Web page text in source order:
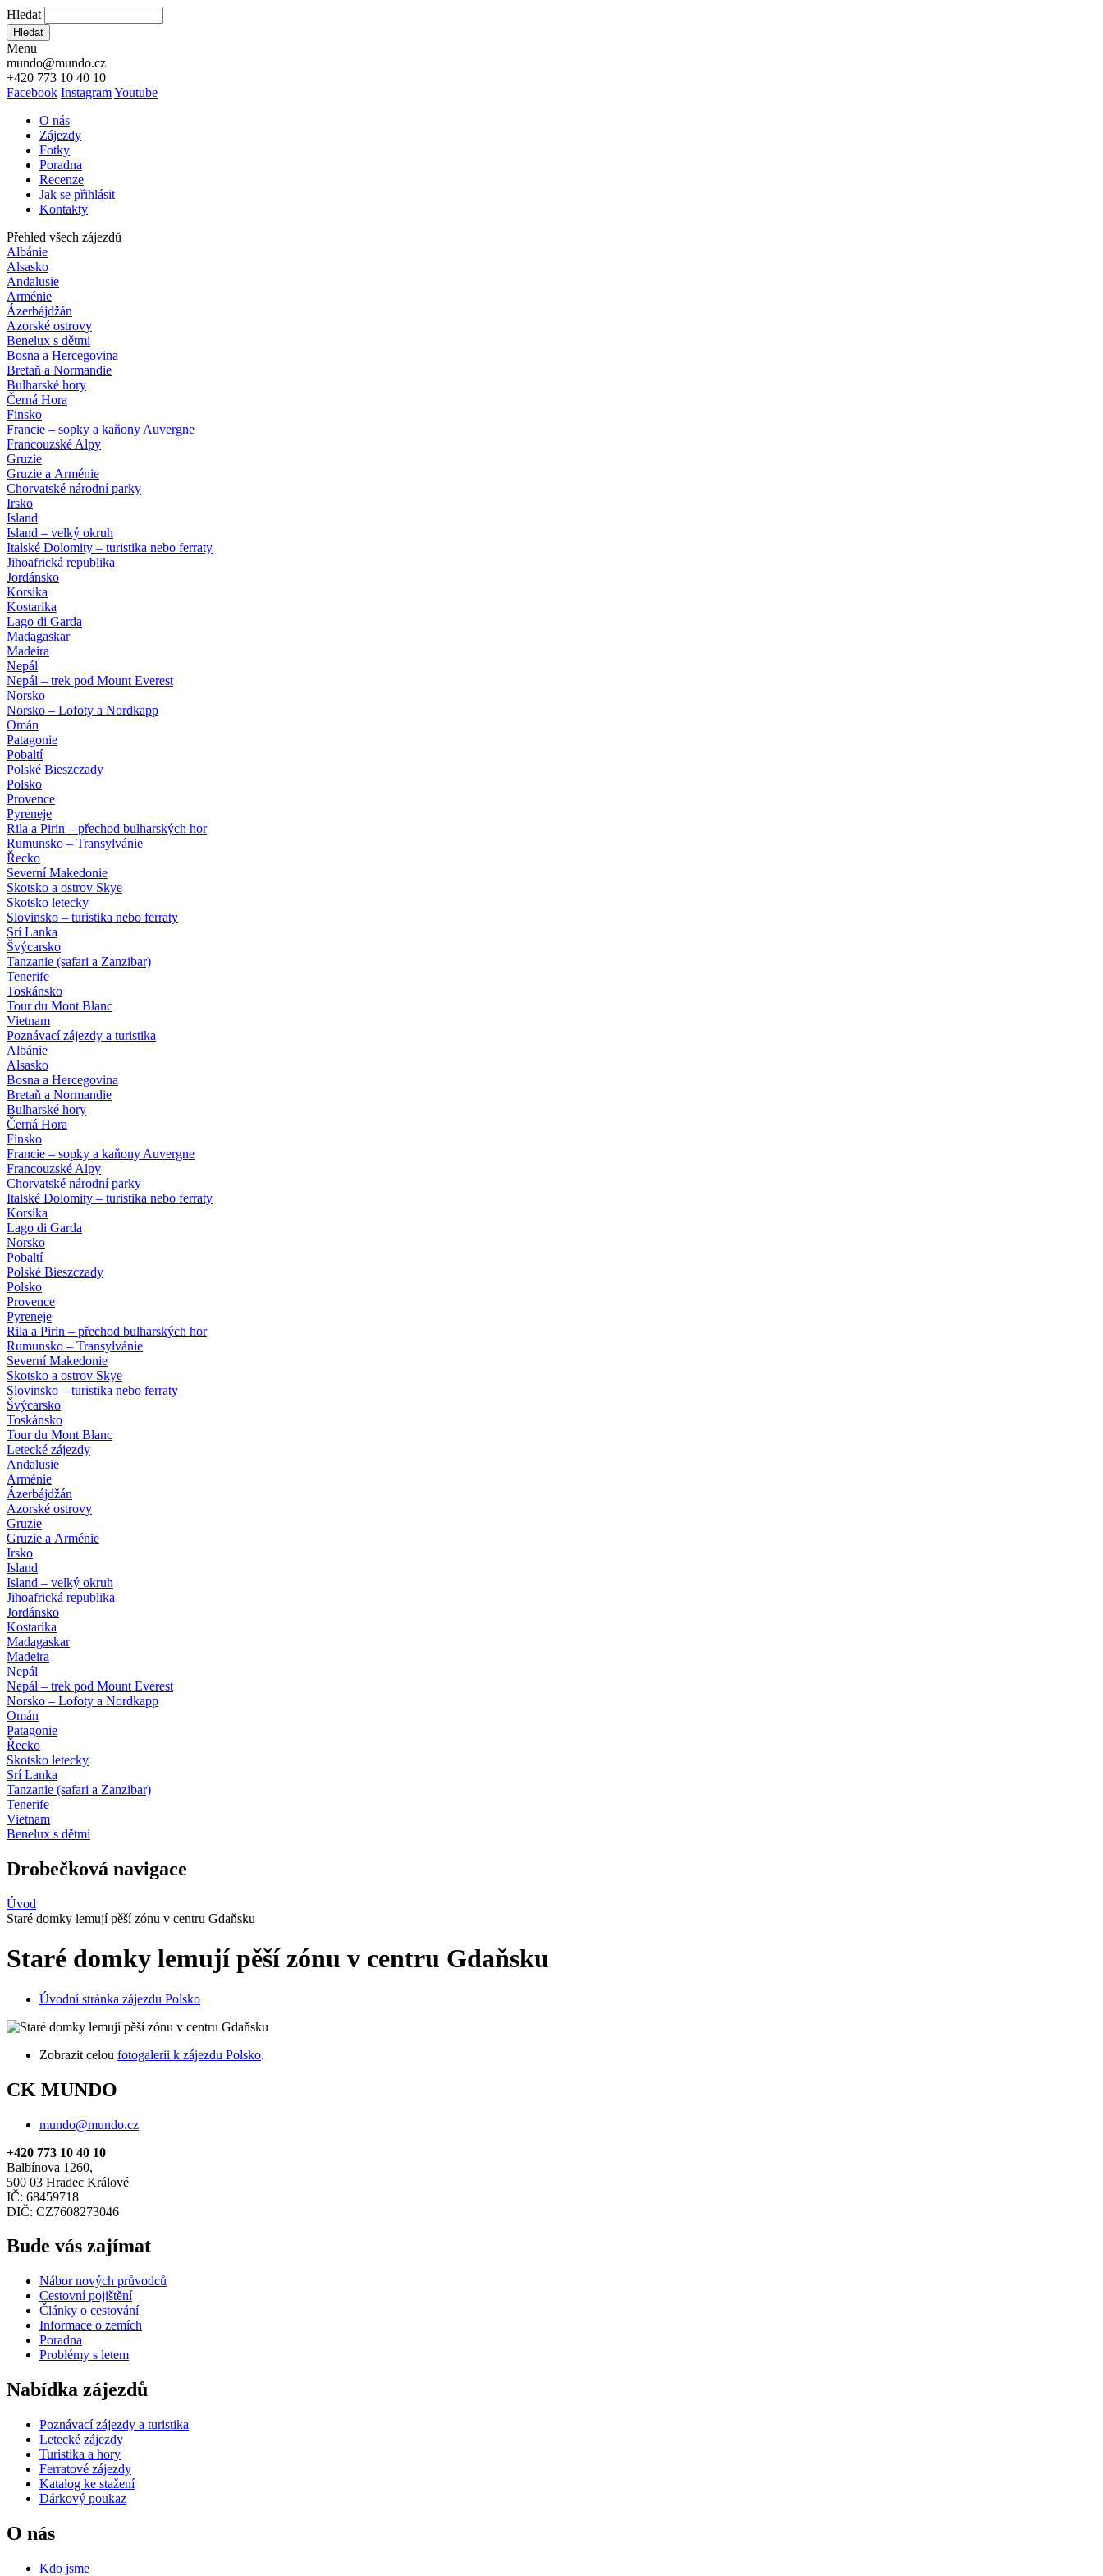
Hledat
Hledat
Menu
mundo@mundo.cz
+420 773 10 40 10
Facebook InstagramYoutube
O nás
Zájezdy
Fotky
Poradna
Recenze
Jak se přihlásit
Kontakty
Přehled všech zájezdů
Albánie
Alsasko
Andalusie
Arménie
Ázerbájdžán
Azorské ostrovy
Benelux s dětmi
Bosna a Hercegovina
Bretaň a Normandie
Bulharské hory
Černá Hora
Finsko
Francie – sopky a kaňony Auvergne
Francouzské Alpy
Gruzie
Gruzie a Arménie
Chorvatské národní parky
Irsko
Island
Island – velký okruh
Italské Dolomity – turistika nebo ferraty
Jihoafrická republika
Jordánsko
Korsika
Kostarika
Lago di Garda
Madagaskar
Madeira
Nepál
Nepál – trek pod Mount Everest
Norsko
Norsko – Lofoty a Nordkapp
Omán
Patagonie
Pobaltí
Polské Bieszczady
Polsko
Provence
Pyreneje
Rila a Pirin – přechod bulharských hor
Rumunsko – Transylvánie
Řecko
Severní Makedonie
Skotsko a ostrov Skye
Skotsko letecky
Slovinsko – turistika nebo ferraty
Srí Lanka
Švýcarsko
Tanzanie (safari a Zanzibar)
Tenerife
Toskánsko
Tour du Mont Blanc
Vietnam
Poznávací zájezdy a turistika
Albánie
Alsasko
Bosna a Hercegovina
Bretaň a Normandie
Bulharské hory
Černá Hora
Finsko
Francie – sopky a kaňony Auvergne
Francouzské Alpy
Chorvatské národní parky
Italské Dolomity – turistika nebo ferraty
Korsika
Lago di Garda
Norsko
Pobaltí
Polské Bieszczady
Polsko
Provence
Pyreneje
Rila a Pirin – přechod bulharských hor
Rumunsko – Transylvánie
Severní Makedonie
Skotsko a ostrov Skye
Slovinsko – turistika nebo ferraty
Švýcarsko
Toskánsko
Tour du Mont Blanc
Letecké zájezdy
Andalusie
Arménie
Ázerbájdžán
Azorské ostrovy
Gruzie
Gruzie a Arménie
Irsko
Island
Island – velký okruh
Jihoafrická republika
Jordánsko
Kostarika
Madagaskar
Madeira
Nepál
Nepál – trek pod Mount Everest
Norsko – Lofoty a Nordkapp
Omán
Patagonie
Řecko
Skotsko letecky
Srí Lanka
Tanzanie (safari a Zanzibar)
Tenerife
Vietnam
Benelux s dětmi
Drobečková navigace
Úvod
Staré domky lemují pěší zónu v centru Gdaňsku
Staré domky lemují pěší zónu v centru Gdaňsku
Úvodní stránka zájezdu Polsko
Zobrazit celou fotogalerii k zájezdu Polsko.
CK MUNDO
mundo@mundo.cz
+420 773 10 40 10
Balbínova 1260,
500 03 Hradec Králové
IČ: 68459718
DIČ: CZ7608273046
Bude vás zajímat
Nábor nových průvodců
Cestovní pojištění
Články o cestování
Informace o zemích
Poradna
Problémy s letem
Nabídka zájezdů
Poznávací zájezdy a turistika
Letecké zájezdy
Turistika a hory
Ferratové zájezdy
Katalog ke stažení
Dárkový poukaz
O nás
Kdo jsme